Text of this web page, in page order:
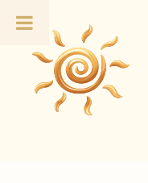
Inhalt
springen